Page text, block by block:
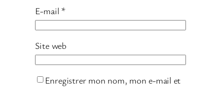
E-mail *
Site web
Enregistrer mon nom, mon e-mail et